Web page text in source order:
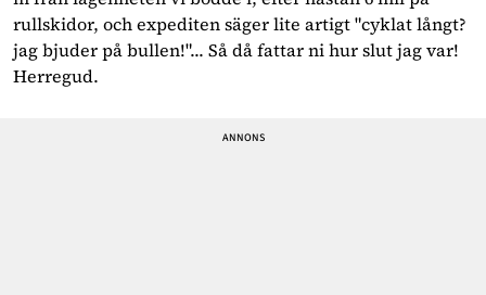
rullskidor, och expediten säger lite artigt "cyklat långt?
jag bjuder på bullen!"... Så då fattar ni hur slut jag var!
Herregud.